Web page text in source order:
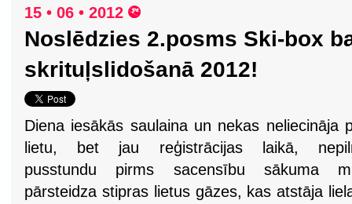
15 • 06 • 2012
Noslēdzies 2.posms Ski-box
skrituļslidošanā 2012!
Diena iesākās saulaina un nekas neliecināja
lietu, bet jau reģistrācijas laikā,
pusstundu pirms sacensību sākuma
pārsteidza stipras lietus gāzes, kas atstāja